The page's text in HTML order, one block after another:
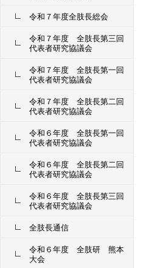
令和７年度全肢長総会
令和７年度 全肢長第三回
代表者研究協議会
令和７年度 全肢長第一回
代表者研究協議会
令和７年度 全肢長第二回
代表者研究協議会
令和６年度 全肢長第一回
代表者研究協議会
令和６年度 全肢長第二回
代表者研究協議会
令和６年度 全肢長第三回
代表者研究協議会
全肢長通信
令和６年度 全肢研 熊本
大会